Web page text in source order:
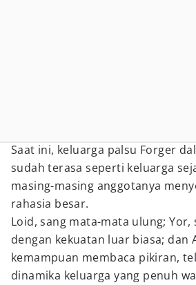
Saat ini, keluarga palsu Forger
sudah terasa seperti keluarga
masing-masing anggotanya
rahasia besar.
Loid, sang mata-mata ulung;
dengan kekuatan luar biasa; dan
kemampuan membaca pikiran,
dinamika keluarga yang penuh